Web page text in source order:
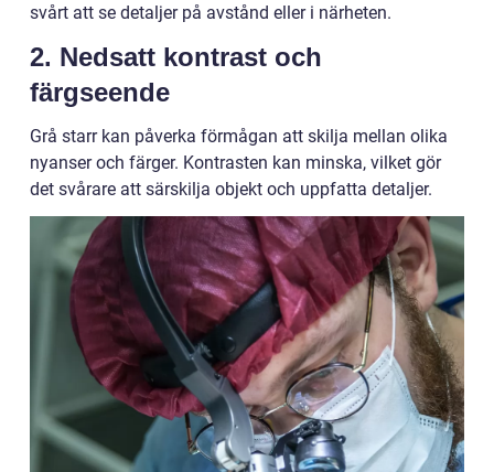
svårt att se detaljer på avstånd eller i närheten.
2. Nedsatt kontrast och
färgseende
Grå starr kan påverka förmågan att skilja mellan olika
nyanser och färger. Kontrasten kan minska, vilket gör
det svårare att särskilja objekt och uppfatta detaljer.